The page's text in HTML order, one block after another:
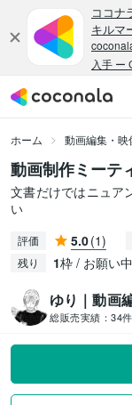
ホーム 動画編集・映
動画制作ミーテ
文書だけではニュア
い
評価 5.0(1)
残り 1枠 / お願い中
ゆり｜動画
総販売実績： 34件